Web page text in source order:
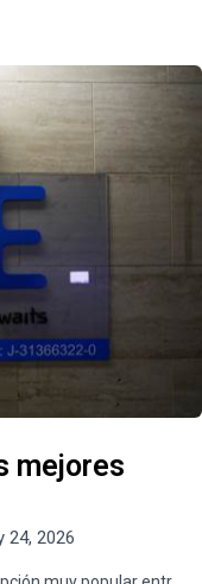
mejores
24, 2026